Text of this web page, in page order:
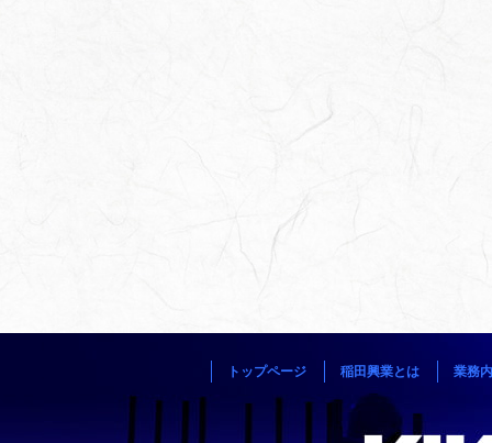
トップページ 稲田興業とは 業務